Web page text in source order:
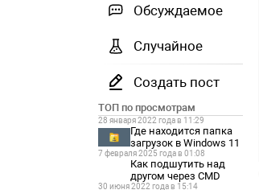
Обсуждаемое
Случайное
Создать пост
ТОП по просмотрам
28 января 2022 года в 11:29
Где находится папка
загрузок в Windows 11
7 февраля 2025 года в 01:08
Как подшутить над
другом через CMD
30 июня 2022 года в 15:14